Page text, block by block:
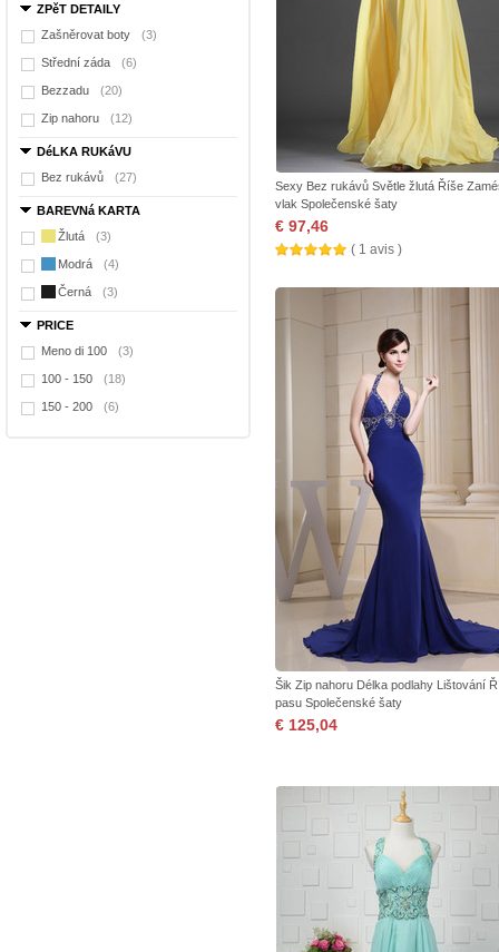
ZPěT DETAILY
Zašněrovat boty
(3)
Střední záda (6)
Bezzadu (20)
Zip nahoru (12)
DéLKA RUKáVU
Bez rukávů
(27)
BAREVNá KARTA
Žlutá
(3)
Modrá (4)
Černá (3)
PRICE
Meno di 100
(3)
100 - 150 (18)
150 - 200 (6)
Sexy Bez rukávů Světle žlutá Říše
vlak Společenské šaty
€ 97,46
( 1 avis )
Šik Zip nahoru Délka podlahy Lištování
pasu Společenské šaty
€ 125,04